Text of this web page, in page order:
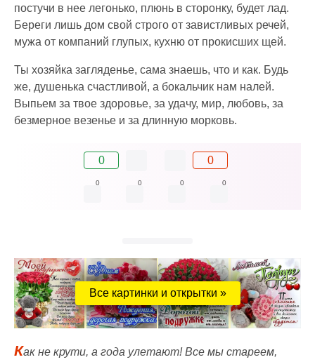
постучи в нее легонько, плюнь в сторонку, будет лад.
Береги лишь дом свой строго от завистливых речей,
мужа от компаний глупых, кухню от прокисших щей.
Ты хозяйка загляденье, сама знаешь, что и как. Будь
же, душенька счастливой, а бокальчик нам налей.
Выпьем за твое здоровье, за удачу, мир, любовь, за
безмерное везенье и за длинную морковь.
0 0
0 0 0 0
Все картинки и открытки »
Как не крути, а года улетают! Все мы стареем,